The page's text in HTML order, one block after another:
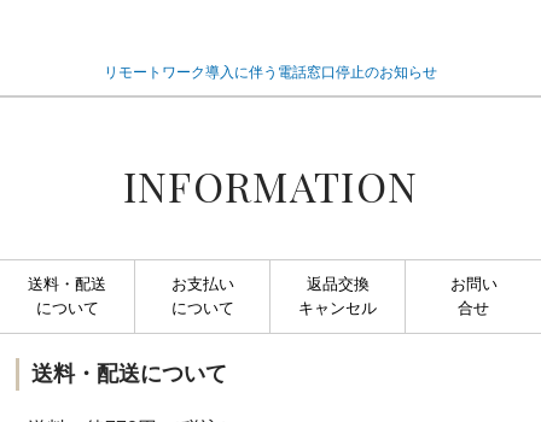
リモートワーク導入に伴う電話窓口停止のお知らせ
INFORMATION
送料・配送
について
お支払い
について
返品交換
キャンセル
お問い
合せ
送料・配送について